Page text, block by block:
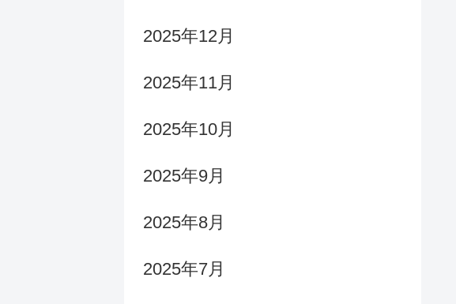
2025年12月
2025年11月
2025年10月
2025年9月
2025年8月
2025年7月